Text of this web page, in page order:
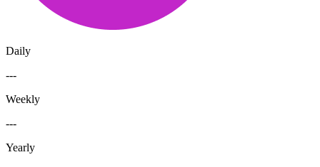
Daily
---
Weekly
---
Yearly